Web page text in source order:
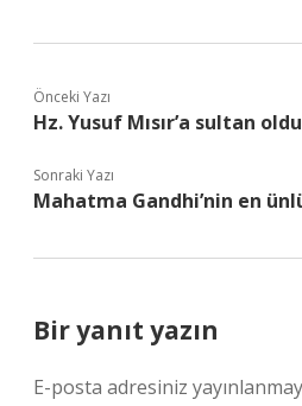
Önceki Yazı
Hz. Yusuf Mısır’a sultan
Sonraki Yazı
Mahatma Gandhi’nin en
Bir yanıt yazın
E-posta adresiniz